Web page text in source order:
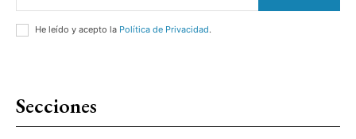
He leído y acepto la Política de Privacidad.
Secciones